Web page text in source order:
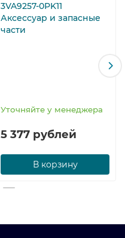
3VA9257-0PK11
Аксессуар и запасные
части
Уточняйте у менеджера
5 377 рублей
В корзину